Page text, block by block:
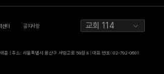
센터 공지사항 교회 114
훈 | 주소: 서울특별시 용산구 서빙고로 59길 8 | 대표 번호: 02-792-0691